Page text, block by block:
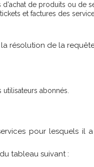
de produits ou de
et factures des
résolution de la
abonnés.
pour lesquels il
tableau suivant :